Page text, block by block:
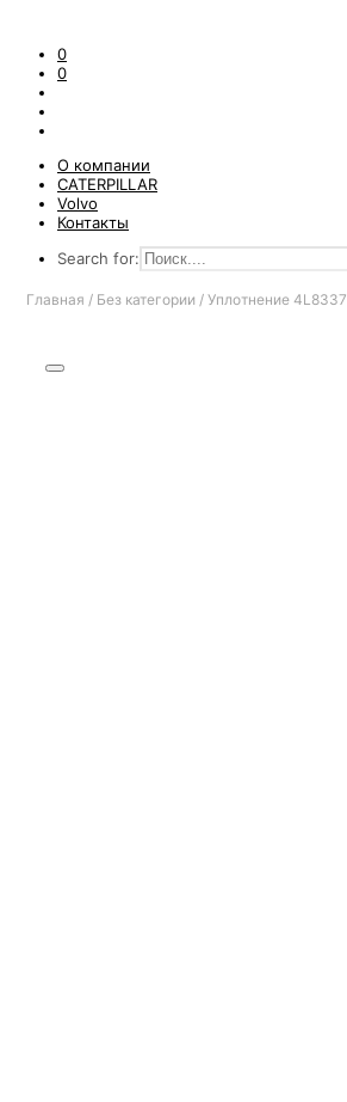
0
0
О компании
CATERPILLAR
Volvo
Контакты
Search for:
Главная / Без категории / Уплотнение 4L8337